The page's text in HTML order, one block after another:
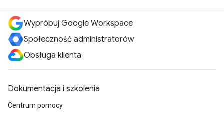
Wypróbuj Google Workspace
Społeczność administratorów
Obsługa klienta
Dokumentacja i szkolenia
Centrum pomocy